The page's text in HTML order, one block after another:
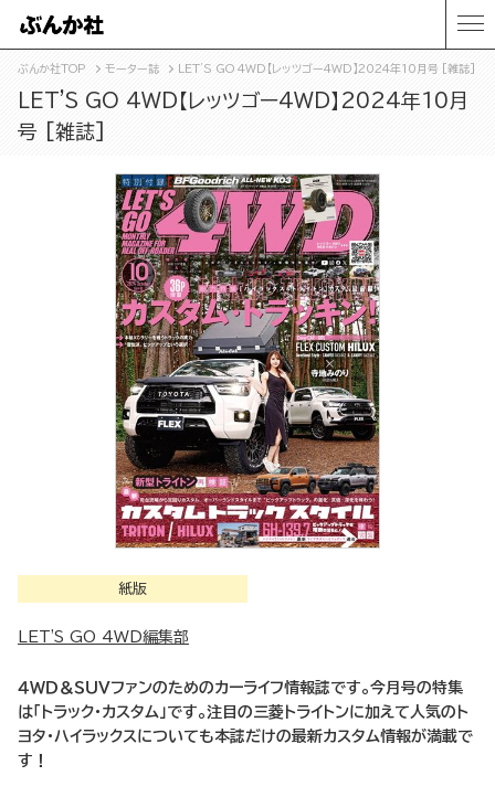
ぶんか社TOP モーター誌 LET'S GO 4WD【レッツゴー4WD】2024年10月号 [雑誌]
LET'S GO 4WD【レッツゴー4WD】2024年10月
号 [雑誌]
紙版
LET'S GO 4WD編集部
４ＷＤ＆ＳＵＶファンのためのカーライフ情報誌です。今月号の特集
は「トラック・カスタム」です。注目の三菱トライトンに加えて人気のト
ヨタ・ハイラックスについても本誌だけの最新カスタム情報が満載で
す！